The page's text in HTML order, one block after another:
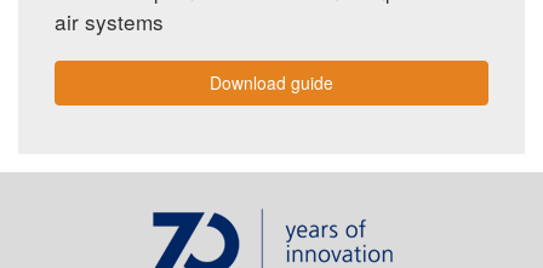
air systems
Download guide